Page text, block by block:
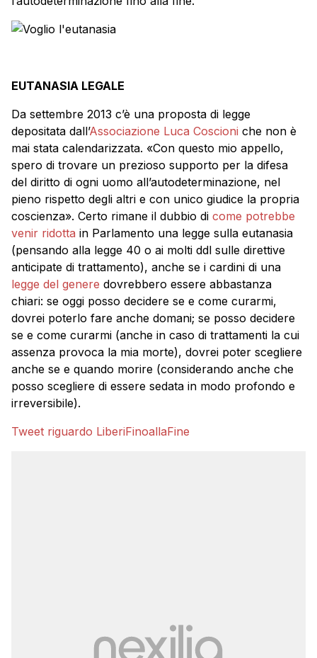
EUTANASIA LEGALE
Da settembre 2013 c’è una proposta di legge
depositata dall’Associazione Luca Coscioni che non è
mai stata calendarizzata. «Con questo mio appello,
spero di trovare un prezioso supporto per la difesa
del diritto di ogni uomo all’autodeterminazione, nel
pieno rispetto degli altri e con unico giudice la propria
coscienza». Certo rimane il dubbio di come potrebbe
venir ridotta in Parlamento una legge sulla eutanasia
(pensando alla legge 40 o ai molti ddl sulle direttive
anticipate di trattamento), anche se i cardini di una
legge del genere dovrebbero essere abbastanza
chiari: se oggi posso decidere se e come curarmi,
dovrei poterlo fare anche domani; se posso decidere
se e come curarmi (anche in caso di trattamenti la cui
assenza provoca la mia morte), dovrei poter scegliere
anche se e quando morire (considerando anche che
posso scegliere di essere sedata in modo profondo e
irreversibile).
Tweet riguardo LiberiFinoallaFine